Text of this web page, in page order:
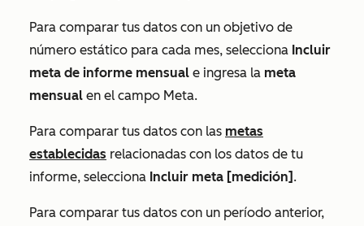
Para comparar tus datos con un objetivo de
número estático para cada mes, selecciona Incluir
meta de informe mensual e ingresa la meta
mensual en el campo Meta.
Para comparar tus datos con las metas
establecidas relacionadas con los datos de tu
informe, selecciona Incluir meta [medición] .
Para comparar tus datos con un período anterior,